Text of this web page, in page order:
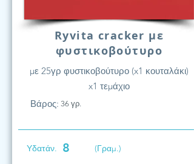
Ryvita cracker με
φυστικοβούτυρο
με 25γρ φυστικοβούτυρο (x1 κουταλάκι)
x1 τεμάχιο
Βάρος: 36 γρ.
Υδατάν. 8 (Γραμ.)